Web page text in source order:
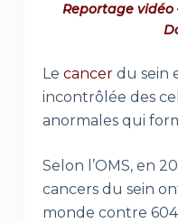
Reportage
Le cancer du sein
incontrôlée des
anormales qui
Selon l’OMS, en
cancers du sein
monde contre